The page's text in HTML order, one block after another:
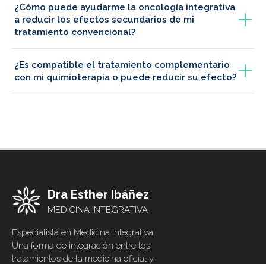
¿Cómo puede ayudarme la oncología integrativa
a reducir los efectos secundarios de mi
tratamiento convencional?
¿Es compatible el tratamiento complementario
con mi quimioterapia o puede reducir su efecto?
Dra Esther Ibáñez
MEDICINA INTEGRATIVA
Especialista en Medicina Integrativa.
Una forma de integración entre los
tratamientos de la medicina oficial y